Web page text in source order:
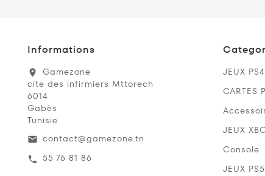
Informations
location_on
Gamezone
cite des infirmiers Mttorech
6014
Gabès
Tunisie
email contact@gamezone.tn
call 55 76 81 86
JEUX PS4
CARTES
JEUX
Console
JEUX PS5